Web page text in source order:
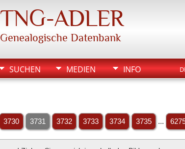
TNG-ADLER
Genealogische Datenbank
SUCHEN MEDIEN INFO
3730 3731 3732 3733 3734 3735 ...